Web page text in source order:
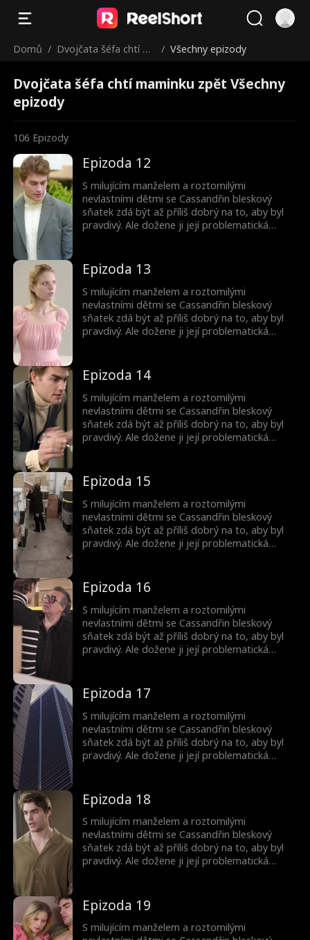
Domů / Dvojčata šéfa chtí m
/ Všechny epizody
Dvojčata šéfa chtí maminku zpět Všechny
epizody
106 Epizody
Epizoda 12
S milujícím manželem a roztomilými
nevlastními dětmi se Cassandřin bleskový
sňatek zdá být až příliš dobrý na to, aby byl
pravdivý. Ale dožene ji její problematická
Epizoda 13
S milujícím manželem a roztomilými
nevlastními dětmi se Cassandřin bleskový
sňatek zdá být až příliš dobrý na to, aby byl
pravdivý. Ale dožene ji její problematická
Epizoda 14
S milujícím manželem a roztomilými
nevlastními dětmi se Cassandřin bleskový
sňatek zdá být až příliš dobrý na to, aby byl
pravdivý. Ale dožene ji její problematická
Epizoda 15
S milujícím manželem a roztomilými
nevlastními dětmi se Cassandřin bleskový
sňatek zdá být až příliš dobrý na to, aby byl
pravdivý. Ale dožene ji její problematická
Epizoda 16
S milujícím manželem a roztomilými
nevlastními dětmi se Cassandřin bleskový
sňatek zdá být až příliš dobrý na to, aby byl
pravdivý. Ale dožene ji její problematická
Epizoda 17
S milujícím manželem a roztomilými
nevlastními dětmi se Cassandřin bleskový
sňatek zdá být až příliš dobrý na to, aby byl
pravdivý. Ale dožene ji její problematická
Epizoda 18
S milujícím manželem a roztomilými
nevlastními dětmi se Cassandřin bleskový
sňatek zdá být až příliš dobrý na to, aby byl
pravdivý. Ale dožene ji její problematická
Epizoda 19
S milujícím manželem a roztomilými